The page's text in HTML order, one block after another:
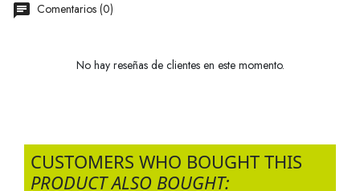
Comentarios (0)
No hay reseñas de clientes en este momento.
CUSTOMERS WHO BOUGHT THIS
PRODUCT ALSO BOUGHT: